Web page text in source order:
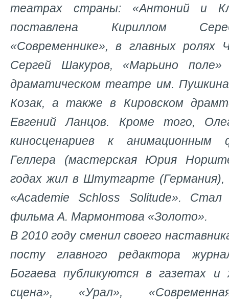
театрах страны: «Антоний и
поставлена Кириллом
«Современнике», в главных ролях
Сергей Шакуров, «Марьино
драматическом театре им.
Козак, а также в Кировском
Евгений Ланцов. Кроме того,
киносценариев к анимационным
Геллера (мастерская Юрия
годах жил в Штутгарте
«Academie Schloss Solitude».
фильма А. Мармонтова «Золото».
В 2010 году сменил своего
посту главного редактора
Богаева публикуются в газетах и
сцена», «Урал»,